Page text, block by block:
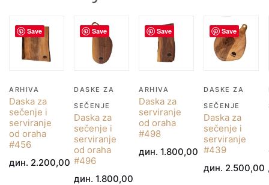
Save
ARHIVA
Daska za
sečenje i
serviranje
od oraha
#456
дин. 2.200,00
Save
DASKE ZA
SEČENJE
Daska za
sečenje i
serviranje
od oraha
#496
дин. 1.800,00
Save
ARHIVA
Daska za
serviranje
od oraha
#498
дин. 1.800,00
Save
DASKE ZA
SEČENJE
Daska za
sečenje i
serviranje
#439
дин. 2.500,00